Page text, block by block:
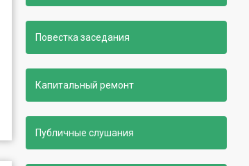
Повестка заседания
Капитальный ремонт
Публичные слушания